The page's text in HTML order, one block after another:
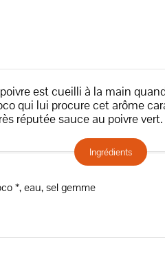
est cueilli à la main
qui lui procure cet arôme
réputée sauce au poivre vert.
Ingrédients
*, eau, sel gemme